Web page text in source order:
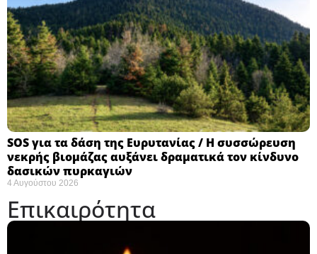
SOS για τα δάση της Ευρυτανίας / Η συσσώρευση
νεκρής βιομάζας αυξάνει δραματικά τον κίνδυνο
δασικών πυρκαγιών
4 Αυγούστου 2026
Επικαιρότητα